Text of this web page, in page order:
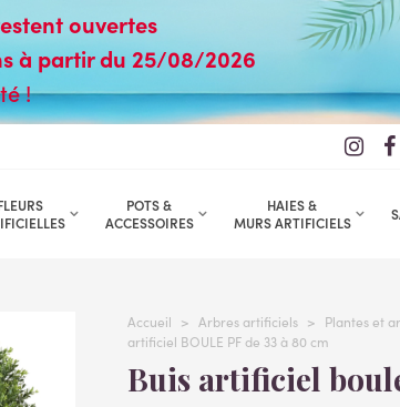
ouvertes
à partir du 25/08/2026
!
POTS &
ACCESSOIRES
HAIES &
MURS ARTIFICIELS
Accueil > Arbres artificiels > Plantes et
artificiel BOULE PF de 33 à 80 cm
Buis artificiel